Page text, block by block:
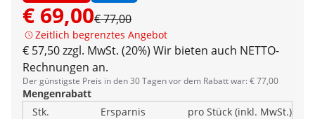
€ 69,00€ 77,00
Zeitlich begrenztes Angebot
€ 57,50 zzgl. MwSt. (20%) Wir bieten auch NETTO-
Rechnungen an.
Der günstigste Preis in den 30 Tagen vor dem Rabatt war: € 77,00
Mengenrabatt
Stk.
Ersparnis
pro Stück (inkl. MwSt.)